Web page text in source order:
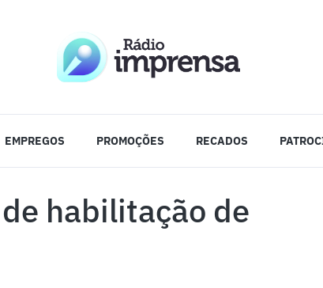
EMPREGOS PROMOÇÕES RECADOS
habilitação de